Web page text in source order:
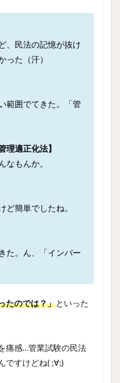
、民法の記憶が抜け
った（汗）
範囲でてきた。「管
理適正化法】
なもんか。
ど簡単でしたね。
た。ん、「インバー
たのでは？」といった
痛感…管業試験の民法
ですけどね( ;∀;)